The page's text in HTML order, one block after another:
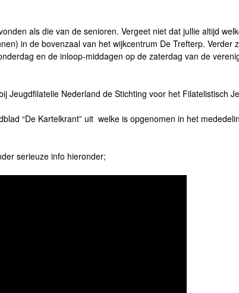
als die van de senioren. Vergeet niet dat jullie altijd
in de bovenzaal van het wijkcentrum De Trefterp. Verder
en de inloop-middagen op de zaterdag van de
Jeugdfilatelie Nederland de Stichting voor het Filatelistisch
“De Kartelkrant” uit welke is opgenomen in het
serieuze info hieronder;